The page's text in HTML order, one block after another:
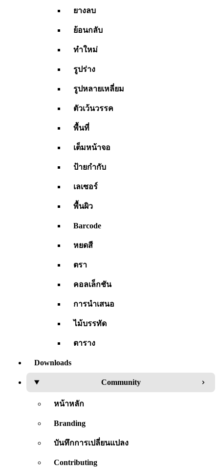
ยางลบ
ย้อนกลับ
ทำใหม่
รูปร่าง
รูปหลายเหลี่ยม
ตัวเว้นวรรค
พื้นที่
เต็มหน้าจอ
ป้ายกำกับ
เลเซอร์
พื้นผิว
Barcode
หยดสี
ตรา
คอลเล็กชัน
การนำเสนอ
ไม้บรรทัด
ตาราง
Downloads
Community
หน้าหลัก
Branding
บันทึกการเปลี่ยนแปลง
Contributing